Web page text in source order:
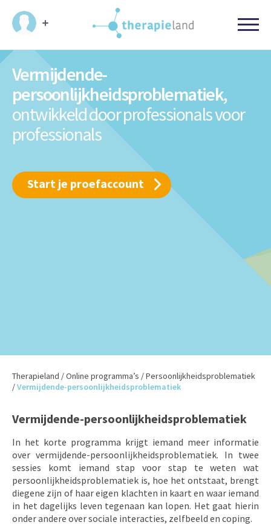
Vermijdende-
persoonlijkheidsproblematiek,
ontwikkeld door professionalsvoor
professionals
Start je proefaccount
Therapieland /Online programma’s /Persoonlijkheidsproblematiek
/Vermijdende-persoonlijkheidsproblematiek
Vermijdende-persoonlijkheidsproblematiek
In het korte programma krijgt iemand meer informatie
over vermijdende-persoonlijkheidsproblematiek. In twee
sessies komt iemand stap voor stap te weten wat
persoonlijkheidsproblematiek is, hoe het ontstaat, brengt
diegene zijn of haar eigen klachten in kaart en waar iemand
in het dagelijks leven tegenaan kan lopen. Het gaat hierin
onder andere over sociale interacties, zelfbeeld en coping.